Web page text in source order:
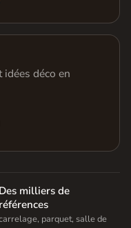
déco en
Des milliers de
références
parquet, salle de